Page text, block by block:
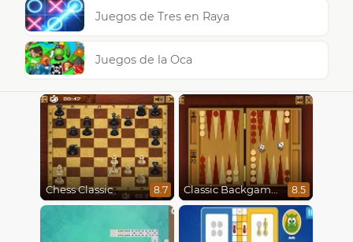
Juegos de Tres en Raya
Juegos de la Oca
Chess Classic 8.7 Classic Backgammon 8.5